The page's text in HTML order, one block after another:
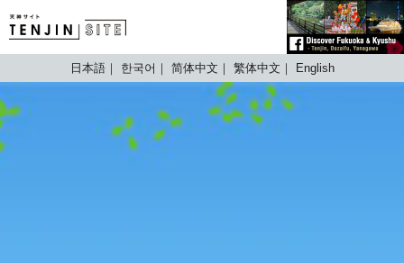
TENJIN SITE
日本語 한국어 简体中文 繁体中文 English